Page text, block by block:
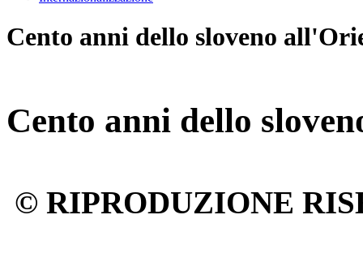
Cento anni dello sloveno
Cento anni dello
© RIPRODUZIONE